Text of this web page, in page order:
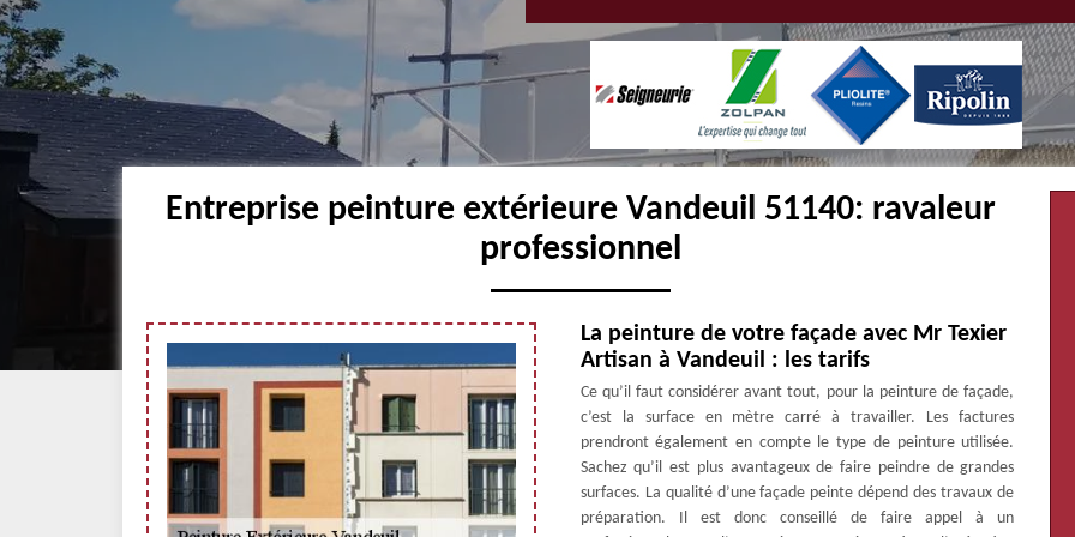
Entreprise peinture extérieure Vandeuil 51140: ravaleur
professionnel
La peinture de votre façade avec Mr Texier
Artisan à Vandeuil : les tarifs
Ce qu’il faut considérer avant tout, pour la peinture de façade,
c’est la surface en mètre carré à travailler. Les factures
prendront également en compte le type de peinture utilisée.
Sachez qu’il est plus avantageux de faire peindre de grandes
surfaces. La qualité d’une façade peinte dépend des travaux de
préparation. Il est donc conseillé de faire appel à un